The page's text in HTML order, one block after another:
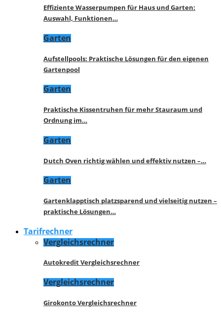
Effiziente Wasserpumpen für Haus und Garten:
Auswahl, Funktionen…
Garten
Aufstellpools: Praktische Lösungen für den eigenen
Gartenpool
Garten
Praktische Kissentruhen für mehr Stauraum und
Ordnung im…
Garten
Dutch Oven richtig wählen und effektiv nutzen –…
Garten
Gartenklapptisch platzsparend und vielseitig nutzen –
praktische Lösungen…
Tarifrechner
Vergleichsrechner
Autokredit Vergleichsrechner
Vergleichsrechner
Girokonto Vergleichsrechner